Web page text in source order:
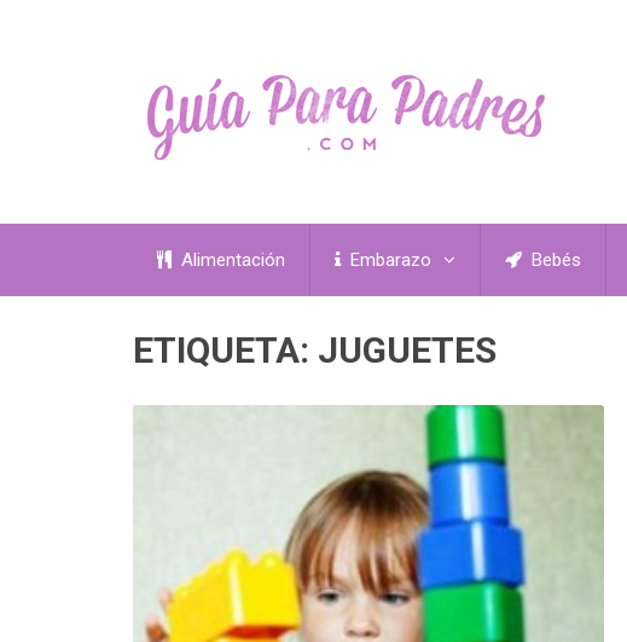
Alimentación Embarazo Bebés
ETIQUETA: JUGUETES